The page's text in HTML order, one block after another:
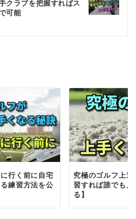
クラブを把握すればス
可能
行く前に自宅
練習方法を公
究極のゴルフ上
習すれば誰でも
る】